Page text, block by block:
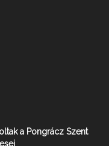
a Pongrácz Szent